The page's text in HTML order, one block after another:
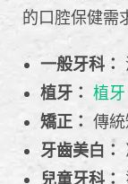
的口腔保健需
一般牙科：
植牙： 植牙
矯正： 傳
牙齒美白：
兒童牙科：